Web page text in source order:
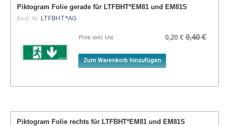
Piktogram Folie gerade für LTFBHT*EM81 und EM81S
Best.-Nr. LTFBHT*AG
Preis exkl. Ust. 0,20 € 0,40 €
Zum Warenkorb hinzufügen
Piktogram Folie rechts für LTFBHT*EM81 und EM81S